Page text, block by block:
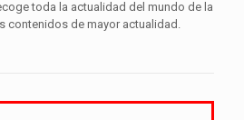
toda la actualidad del mundo de la
contenidos de mayor actualidad.